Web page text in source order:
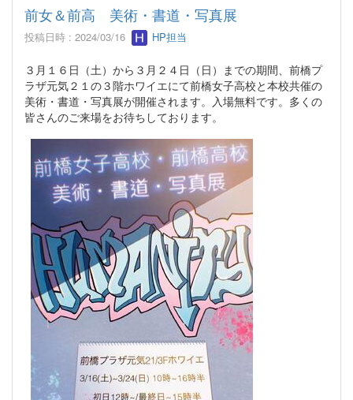
前女＆前高 美術・書道・写真展
投稿日時 : 2024/03/16 HP担当
３月１６日（土）から３月２４日（日）までの期間、前橋プ
ラザ元気２１の３階ホワイエにて前橋女子高校と本校共催の
美術・書道・写真展が開催されます。入場無料です。多くの
皆さんのご来場をお待ちしております。